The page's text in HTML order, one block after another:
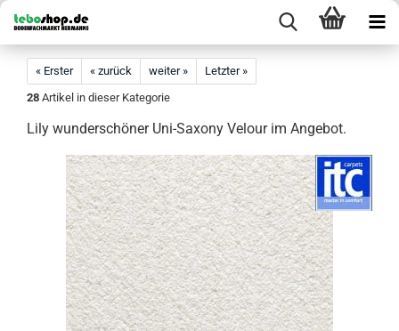
« Erster « zurück weiter »
Letzter »
28 Artikel in dieser Kategorie
Lily wunderschöner Uni-Saxony Velour im Angebot.